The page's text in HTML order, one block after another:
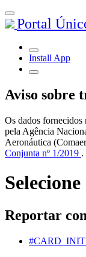
Portal
Install App
Aviso sobre
Os dados fornecidos
pela Agência
Aeronáutica
Conjunta nº 1/2019 .
Reportar